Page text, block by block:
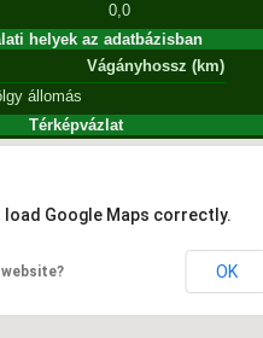
0,0
helyek az adatbázisban
Vágányhossz (km)
állomás
Térképvázlat
load Google Maps correctly.
OK